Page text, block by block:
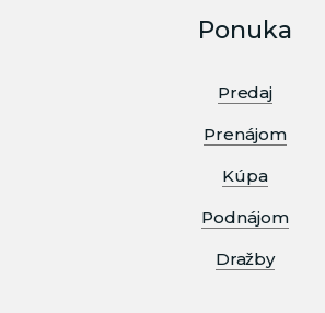
Ponuka
Predaj
Prenájom
Kúpa
Podnájom
Dražby